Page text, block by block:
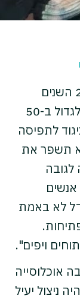
ומה בנוגע לצפיפות האוכלוסין? ב-25 השנים
הקרובות עומדת אוכלוסיית המדינה לגדול ב-50
איש. בניגוד לתפיסה
תשפר את
לגובה
לא באמת
ויפים".
אוכלוסייה
ניצול יעיל